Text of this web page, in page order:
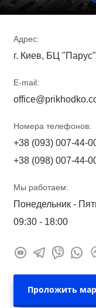
Адрес:
г. Киев, БЦ
E-mail:
Номера телефонов:
+38 (093) 007-44-
+38 (098) 007-44-
Мы работаем:
Понедельник -
09:30 - 18:00
Проложить